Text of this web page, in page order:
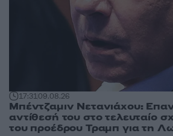
17:3109.08.26
Μπέντζαμιν Νετανιάχου:
αντίθεσή του στο τελευταίο
του προέδρου Τραμπ για τη